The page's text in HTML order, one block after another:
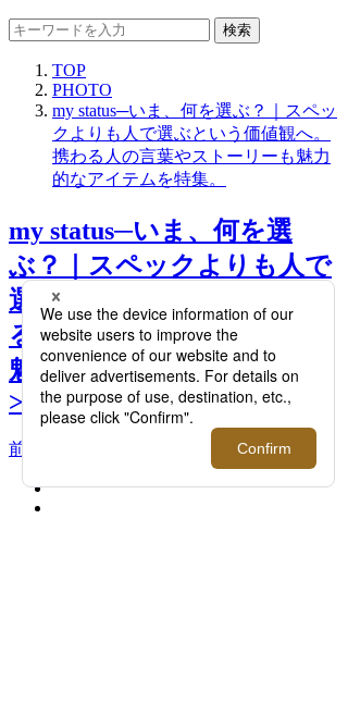
検索
TOP
PHOTO
my status─いま、何を選ぶ？｜スペッ
クよりも人で選ぶという価値観へ。
携わる人の言葉やストーリーも魅力
的なアイテムを特集。
my status─いま、何を選
ぶ？｜スペックよりも人で
選ぶという価値観へ。携わ
る人の言葉やストーリーも
魅力的なアイテムを特集。
>>
前へ